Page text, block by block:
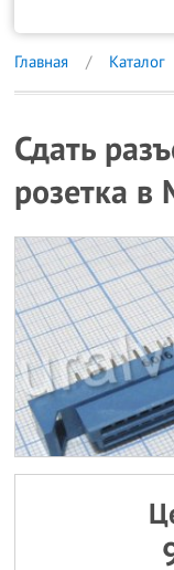
Главная Каталог
Сдать
розетка в